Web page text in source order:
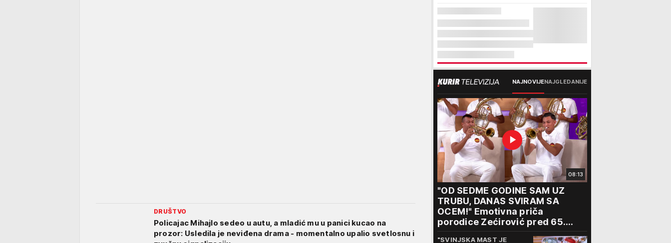
DRUŠTVO
Policajac Mihajlo sedeo u autu, a mladić mu u panici kucao na
prozor: Usledila je neviđena drama - momentalno upalio svetlosnu i
NAJNOVIJENAJGLEDANIJE
08:13
"OD SEDME GODINE SAM UZ
TRUBU, DANAS SVIRAM SA
OCEM!" Emotivna priča
porodice Zećirović pred 65.
Sabor trubača u Guči
"SVINJSKA MAST JE